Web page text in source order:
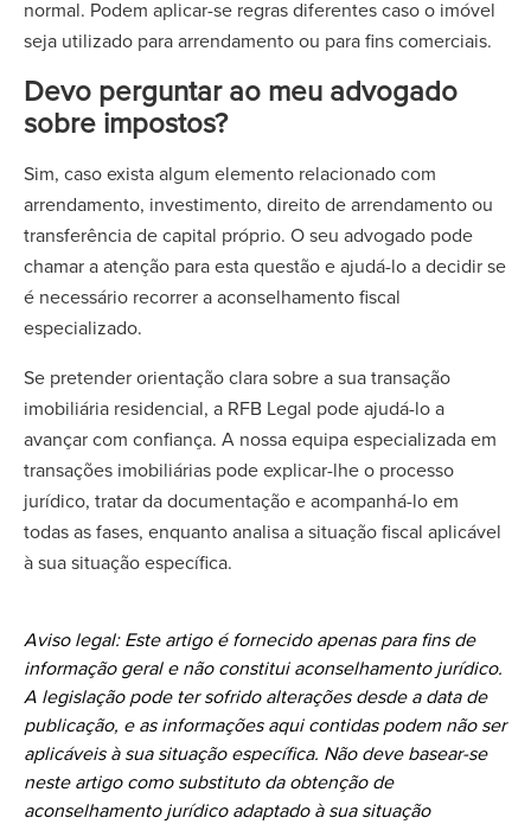
normal. Podem aplicar-se regras diferentes caso o imóvel
seja utilizado para arrendamento ou para fins comerciais.
Devo perguntar ao meu advogado
sobre impostos?
Sim, caso exista algum elemento relacionado com
arrendamento, investimento, direito de arrendamento ou
transferência de capital próprio. O seu advogado pode
chamar a atenção para esta questão e ajudá-lo a decidir se
é necessário recorrer a aconselhamento fiscal
especializado.
Se pretender orientação clara sobre a sua transação
imobiliária residencial, a RFB Legal pode ajudá-lo a
avançar com confiança. A nossa equipa especializada em
transações imobiliárias pode explicar-lhe o processo
jurídico, tratar da documentação e acompanhá-lo em
todas as fases, enquanto analisa a situação fiscal aplicável
à sua situação específica.
Aviso legal: Este artigo é fornecido apenas para fins de
informação geral e não constitui aconselhamento jurídico.
A legislação pode ter sofrido alterações desde a data de
publicação, e as informações aqui contidas podem não ser
aplicáveis à sua situação específica. Não deve basear-se
neste artigo como substituto da obtenção de
aconselhamento jurídico adaptado à sua situação